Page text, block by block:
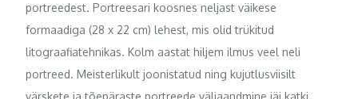
portreedest. Portreesari koosnes neljast väikese
formaadiga (28 x 22 cm) lehest, mis olid trükitud
litograafiatehnikas. Kolm aastat hiljem ilmus veel neli
portreed. Meisterlikult joonistatud ning kujutlusviisilt